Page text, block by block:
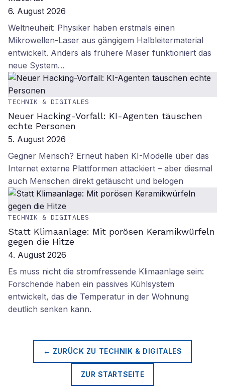
6. August 2026
Weltneuheit: Physiker haben erstmals einen
Mikrowellen-Laser aus gängigem Halbleitermaterial
entwickelt. Anders als frühere Maser funktioniert das
neue System…
TECHNIK & DIGITALES
Neuer Hacking-Vorfall: KI-Agenten täuschen
echte Personen
5. August 2026
Gegner Mensch? Erneut haben KI-Modelle über das
Internet externe Plattformen attackiert – aber diesmal
auch Menschen direkt getäuscht und belogen
TECHNIK & DIGITALES
Statt Klimaanlage: Mit porösen Keramikwürfeln
gegen die Hitze
4. August 2026
Es muss nicht die stromfressende Klimaanlage sein:
Forschende haben ein passives Kühlsystem
entwickelt, das die Temperatur in der Wohnung
deutlich senken kann.
← ZURÜCK ZU TECHNIK & DIGITALES
ZUR STARTSEITE